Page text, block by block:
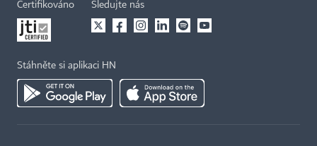
Certifikováno Sledujte nás
Stáhněte si aplikaci HN